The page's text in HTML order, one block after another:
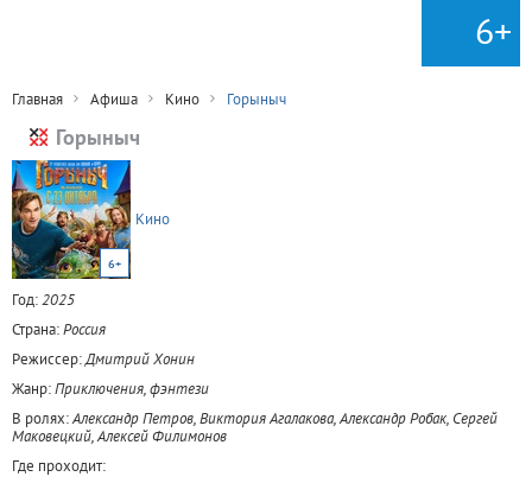
6+
Главная Афиша Кино Горыныч
Горыныч
6+
Кино
Год:2025
Страна:Россия
Режиссер:Дмитрий Хонин
Жанр:Приключения, фэнтези
В ролях:Александр Петров, Виктория Агалакова, Александр Робак, Сергей
Маковецкий, Алексей Филимонов
Где проходит: